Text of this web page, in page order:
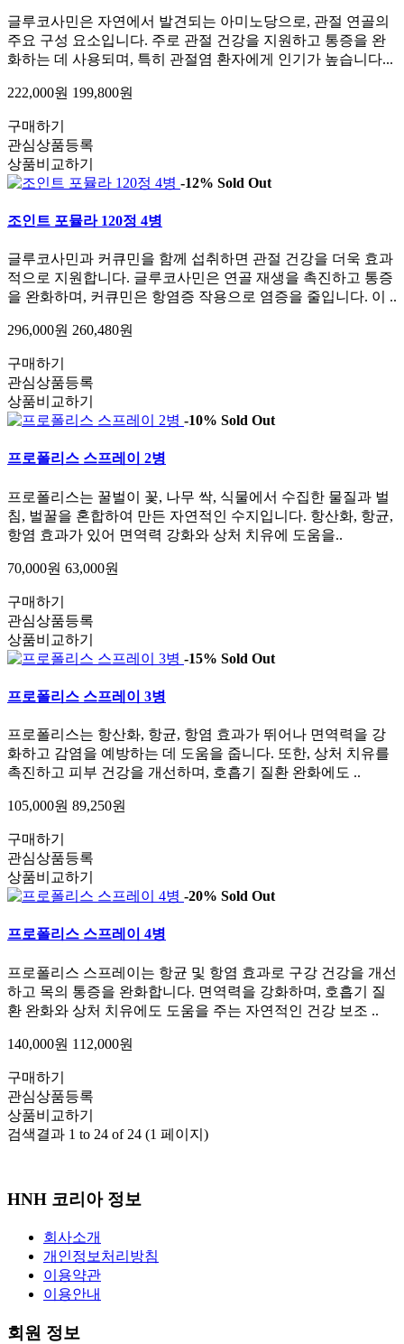
글루코사민은 자연에서 발견되는 아미노당으로, 관절 연골의
주요 구성 요소입니다. 주로 관절 건강을 지원하고 통증을 완
화하는 데 사용되며, 특히 관절염 환자에게 인기가 높습니다...
222,000원 199,800원
구매하기
관심상품등록
상품비교하기
-12% Sold Out
조인트 포뮬라 120정 4병
글루코사민과 커큐민을 함께 섭취하면 관절 건강을 더욱 효과
적으로 지원합니다. 글루코사민은 연골 재생을 촉진하고 통증
을 완화하며, 커큐민은 항염증 작용으로 염증을 줄입니다. 이 ..
296,000원 260,480원
구매하기
관심상품등록
상품비교하기
-10% Sold Out
프로폴리스 스프레이 2병
프로폴리스는 꿀벌이 꽃, 나무 싹, 식물에서 수집한 물질과 벌
침, 벌꿀을 혼합하여 만든 자연적인 수지입니다. 항산화, 항균,
항염 효과가 있어 면역력 강화와 상처 치유에 도움을..
70,000원 63,000원
구매하기
관심상품등록
상품비교하기
-15% Sold Out
프로폴리스 스프레이 3병
프로폴리스는 항산화, 항균, 항염 효과가 뛰어나 면역력을 강
화하고 감염을 예방하는 데 도움을 줍니다. 또한, 상처 치유를
촉진하고 피부 건강을 개선하며, 호흡기 질환 완화에도 ..
105,000원 89,250원
구매하기
관심상품등록
상품비교하기
-20% Sold Out
프로폴리스 스프레이 4병
프로폴리스 스프레이는 항균 및 항염 효과로 구강 건강을 개선
하고 목의 통증을 완화합니다. 면역력을 강화하며, 호흡기 질
환 완화와 상처 치유에도 도움을 주는 자연적인 건강 보조 ..
140,000원 112,000원
구매하기
관심상품등록
상품비교하기
검색결과 1 to 24 of 24 (1 페이지)
HNH 코리아 정보
회사소개
개인정보처리방침
이용약관
이용안내
회원 정보